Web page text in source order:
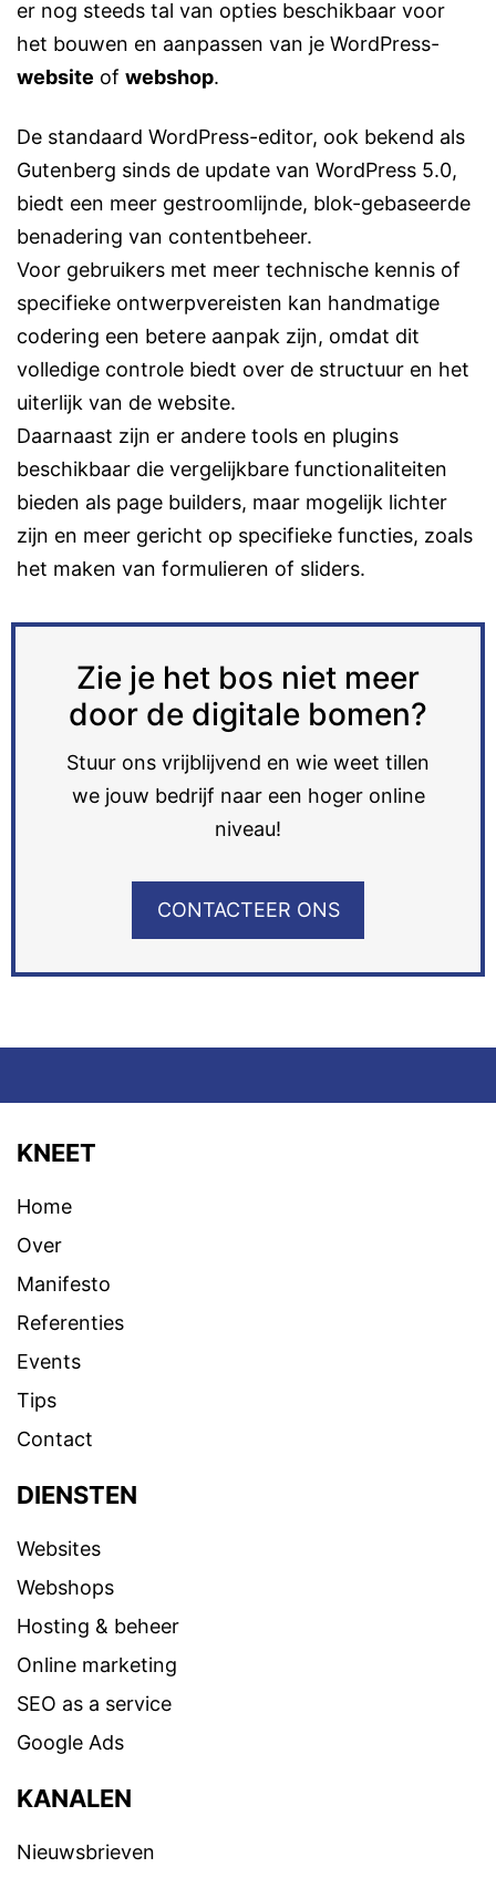
er nog steeds tal van opties beschikbaar voor
het bouwen en aanpassen van je WordPress-
website of webshop.
De standaard WordPress-editor, ook bekend als
Gutenberg sinds de update van WordPress 5.0,
biedt een meer gestroomlijnde, blok-gebaseerde
benadering van contentbeheer.
Voor gebruikers met meer technische kennis of
specifieke ontwerpvereisten kan handmatige
codering een betere aanpak zijn, omdat dit
volledige controle biedt over de structuur en het
uiterlijk van de website.
Daarnaast zijn er andere tools en plugins
beschikbaar die vergelijkbare functionaliteiten
bieden als page builders, maar mogelijk lichter
zijn en meer gericht op specifieke functies, zoals
het maken van formulieren of sliders.
Zie je het bos niet meer
door de digitale bomen?
Stuur ons vrijblijvend en wie weet tillen
we jouw bedrijf naar een hoger online
niveau!
CONTACTEER ONS
KNEET
Home
Over
Manifesto
Referenties
Events
Tips
Contact
DIENSTEN
Websites
Webshops
Hosting & beheer
Online marketing
SEO as a service
Google Ads
KANALEN
Nieuwsbrieven